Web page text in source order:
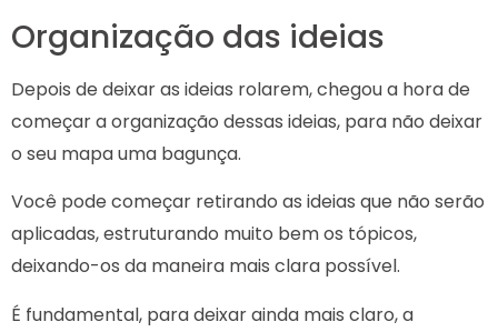
Organização das ideias
Depois de deixar as ideias rolarem, chegou a hora de
começar a organização dessas ideias, para não deixar
o seu mapa uma bagunça.
Você pode começar retirando as ideias que não serão
aplicadas, estruturando muito bem os tópicos,
deixando-os da maneira mais clara possível.
É fundamental, para deixar ainda mais claro, a